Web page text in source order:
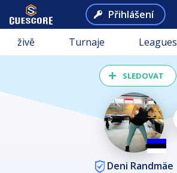
Přihlášení
živě Turnaje Leagues
SLEDOVAT
Deni Randmäe